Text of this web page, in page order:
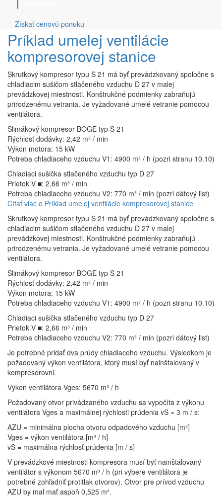
Vyhľadávanie
Získať cenovú ponuku
Príklad umelej ventilácie
kompresorovej stanice
Skrutkový kompresor typu S 21 má byť prevádzkovaný spoločne s
chladiacim sušičom stlačeného vzduchu D 27 v malej
prevádzkovej miestnosti. Konštrukčné podmienky zabraňujú
prirodzenému vetrania. Je vyžadované umelé vetranie pomocou
ventilátora.
Slimákový kompresor BOGE typ S 21
Rýchlosť dodávky: 2,42 m³ / min
Výkon motora: 15 kW
Potreba chladiaceho vzduchu V1: 4900 m³ / h (pozri stranu 10.10)
Chladiaci sušička stlačeného vzduchu typ D 27
Prietok V ■: 2,66 m³ / min
Potreba chladiaceho vzduchu V2: 770 m³ / min (pozri dátový list)
Čítať viac o Príklad umelej ventilácie kompresorovej stanice
Skrutkový kompresor typu S 21 má byť prevádzkovaný spoločne s
chladiacim sušičom stlačeného vzduchu D 27 v malej
prevádzkovej miestnosti. Konštrukčné podmienky zabraňujú
prirodzenému vetrania. Je vyžadované umelé vetranie pomocou
ventilátora.
Slimákový kompresor BOGE typ S 21
Rýchlosť dodávky: 2,42 m³ / min
Výkon motora: 15 kW
Potreba chladiaceho vzduchu V1: 4900 m³ / h (pozri stranu 10.10)
Chladiaci sušička stlačeného vzduchu typ D 27
Prietok V ■: 2,66 m³ / min
Potreba chladiaceho vzduchu V2: 770 m³ / min (pozri dátový list)
Je potrebné pridať dva prúdy chladiaceho vzduchu. Výsledkom je
požadovaný výkon ventilátora, ktorý musí byť nainštalovaný v
kompresorovni.
Výkon ventilátora Vges: 5670 m³ / h
Požadovaný otvor privádzaného vzduchu sa vypočíta z výkonu
ventilátora Vges a maximálnej rýchlosti prúdenia vS = 3 m / s:
AZU = minimálna plocha otvoru odpadového vzduchu [m³]
Vges = výkon ventilátora [m³ / h]
vS = maximálna rýchlosť prúdenia [m / s]
V prevádzkové miestnosti kompresora musí byť nainštalovaný
ventilátor s výkonom 5670 m³ / h (pri výbere ventilátora je
potrebné zohľadniť protitlak otvorov). Otvor pre prívod vzduchu
AZU by mal mať aspoň 0,525 m².